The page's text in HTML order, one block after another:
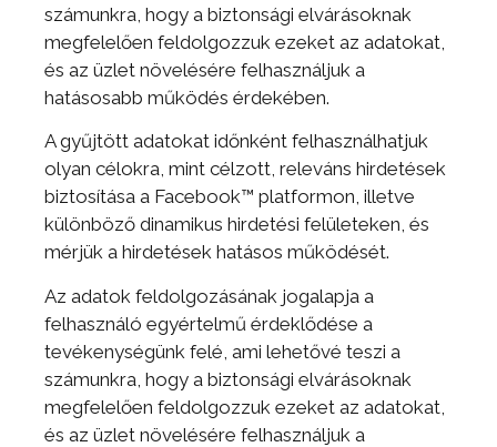
számunkra, hogy a biztonsági elvárásoknak
megfelelően feldolgozzuk ezeket az adatokat,
és az üzlet növelésére felhasználjuk a
hatásosabb működés érdekében.
A gyűjtött adatokat időnként felhasználhatjuk
olyan célokra, mint célzott, releváns hirdetések
biztosítása a Facebook™ platformon, illetve
különböző dinamikus hirdetési felületeken, és
mérjük a hirdetések hatásos működését.
Az adatok feldolgozásának jogalapja a
felhasználó egyértelmű érdeklődése a
tevékenységünk felé, ami lehetővé teszi a
számunkra, hogy a biztonsági elvárásoknak
megfelelően feldolgozzuk ezeket az adatokat,
és az üzlet növelésére felhasználjuk a